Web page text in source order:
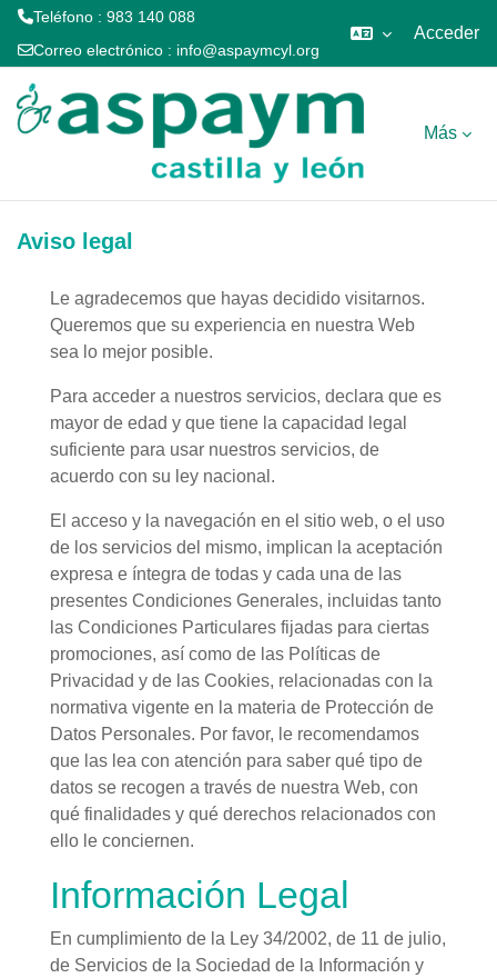
Teléfono : 983 140 088
Correo electrónico : info@aspaymcyl.org
Acceder
Más
Aviso legal
Le agradecemos que hayas decidido visitarnos.
Queremos que su experiencia en nuestra Web
sea lo mejor posible.
Para acceder a nuestros servicios, declara que es
mayor de edad y que tiene la capacidad legal
suficiente para usar nuestros servicios, de
acuerdo con su ley nacional.
El acceso y la navegación en el sitio web, o el uso
de los servicios del mismo, implican la aceptación
expresa e íntegra de todas y cada una de las
presentes Condiciones Generales, incluidas tanto
las Condiciones Particulares fijadas para ciertas
promociones, así como de las Políticas de
Privacidad y de las Cookies, relacionadas con la
normativa vigente en la materia de Protección de
Datos Personales. Por favor, le recomendamos
que las lea con atención para saber qué tipo de
datos se recogen a través de nuestra Web, con
qué finalidades y qué derechos relacionados con
ello le conciernen.
Información Legal
En cumplimiento de la Ley 34/2002, de 11 de julio,
de Servicios de la Sociedad de la Información y